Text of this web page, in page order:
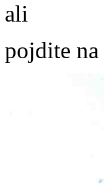
ali
pojdite na